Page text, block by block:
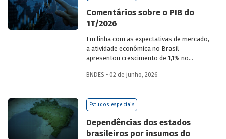
Comentários sobre o PIB do
1T/2026
Em linha com as expectativas de mercado,
a atividade econômica no Brasil
apresentou crescimento de 1,1% no
imediatamente anterior, na série ajustada
próximos meses no
BNDES • 02 de junho, 2026
Estudos especiais
Dependências dos estados
brasileiros por insumos do